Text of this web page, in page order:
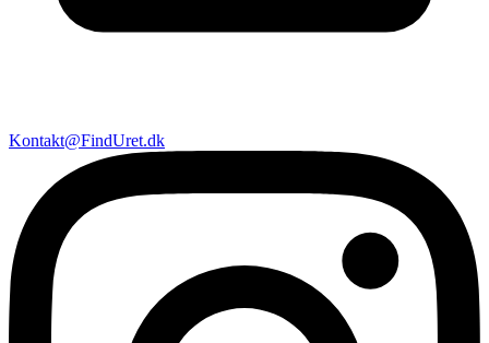
Kontakt@FindUret.dk